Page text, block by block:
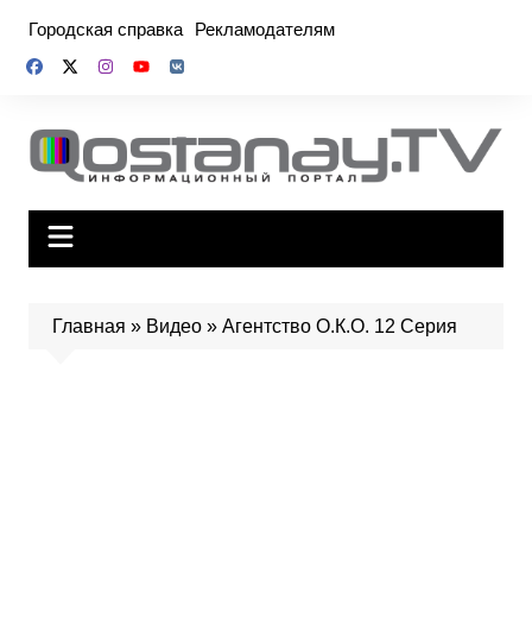
содержимому
Городская справка Рекламодателям
Главная » Видео» Агентство О.К.О. 12 Серия